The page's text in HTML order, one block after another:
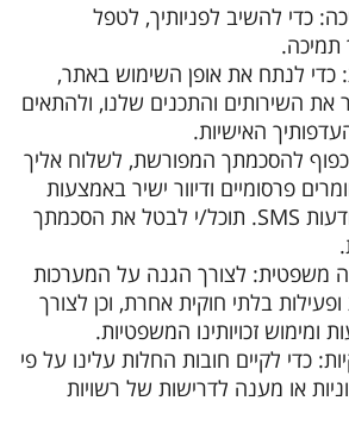
כדי להשיב לפניותיך, לטפל
תמיכה.
כדי לנתח את אופן השימוש באתר,
את השירותים והתכנים שלנו, ולהתאים
האישיות.
בכפוף להסכמתך המפורשת, לשלוח אליך
פרסומיים ודיוור ישיר באמצעות
דואר אלקטרוני או הודעות SMS. תוכל/י לבטל את הסכמתך
משפטית: לצורך הגנה על המערכות
בלתי חוקית אחרת, וכן לצורך
ומימוש זכויותינו המשפטיות.
כדי לקיים חובות החלות עלינו על פי
או מענה לדרישות של רשויות